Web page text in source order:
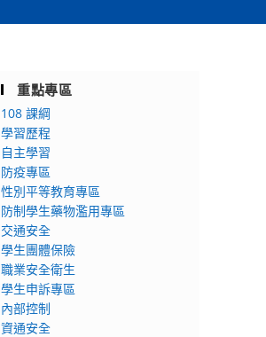
重點專區
108 課綱
學習歷程
自主學習
防疫專區
性別平等教育專區
防制學生藥物濫用專區
交通安全
學生團體保險
職業安全衛生
學生申訴專區
內部控制
資通安全